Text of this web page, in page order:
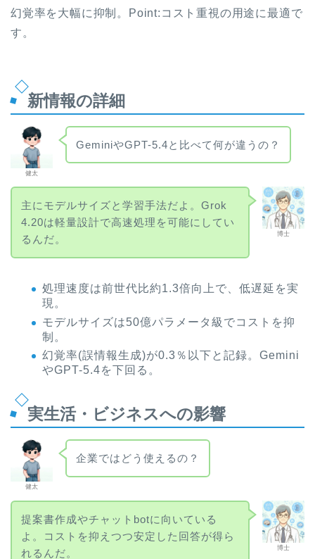
幻覚率を大幅に抑制。Point:コスト重視の用途に最適で
す。
新情報の詳細
健太
GeminiやGPT-5.4と比べて何が違うの？
博士
主にモデルサイズと学習手法だよ。Grok
4.20は軽量設計で高速処理を可能にしてい
るんだ。
処理速度は前世代比約1.3倍向上で、低遅延を実
現。
モデルサイズは50億パラメータ級でコストを抑
制。
幻覚率(誤情報生成)が0.3％以下と記録。Gemini
やGPT-5.4を下回る。
実生活・ビジネスへの影響
健太
企業ではどう使えるの？
博士
提案書作成やチャットbotに向いている
よ。コストを抑えつつ安定した回答が得ら
れるんだ。